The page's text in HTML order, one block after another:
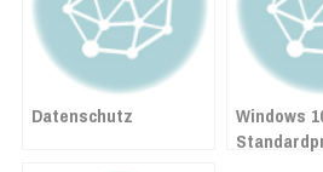
Datenschutz
Windows